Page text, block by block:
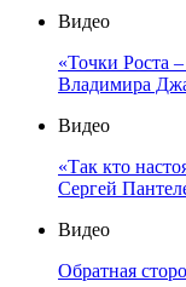
Видео
«Точки Роста
Владимира
Видео
«Так кто
Сергей
Видео
Обратная